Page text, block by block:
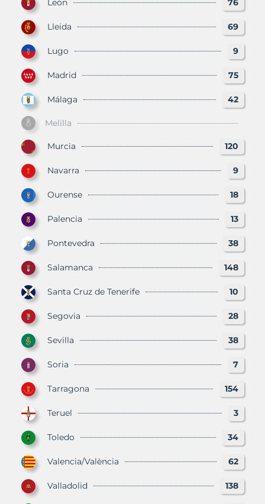
León 76
Lleida 69
Lugo 9
Madrid 75
Málaga 42
Melilla
Murcia 120
Navarra 9
Ourense 18
Palencia 13
Pontevedra 38
Salamanca 148
Santa Cruz de Tenerife 10
Segovia 28
Sevilla 38
Soria 7
Tarragona 154
Teruel 3
Toledo 34
Valencia/València 62
Valladolid 138